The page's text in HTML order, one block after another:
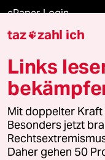
ePaper Login
Downloads für
© 2026 taz Verlags
Alle Rechte vorbehalten.
wenden Sie sich bitte an
Feedback
taz zahl ich
Links
Mit doppelter Kraft
Besonders jetzt
Daher gehen 50